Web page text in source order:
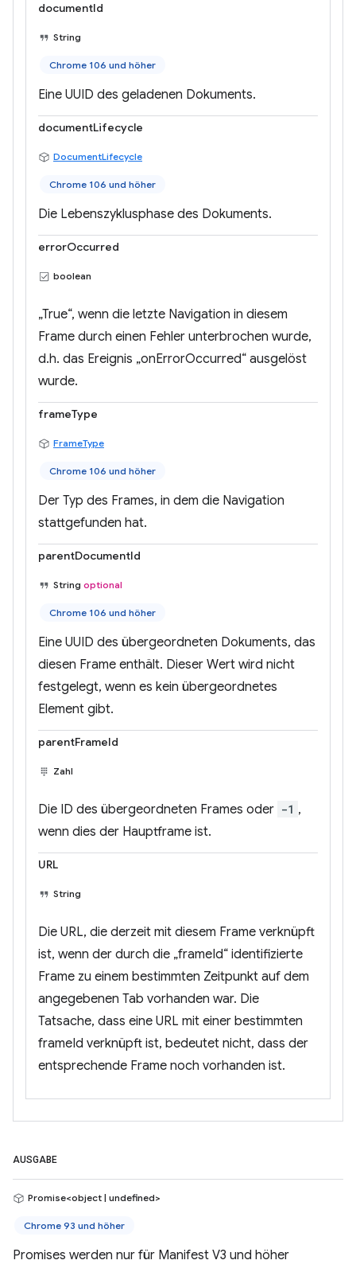
documentId
String
Chrome 106 und höher
Eine UUID des geladenen Dokuments.
documentLifecycle
DocumentLifecycle
Chrome 106 und höher
Die Lebenszyklusphase des Dokuments.
errorOccurred
boolean
„True“, wenn die letzte Navigation in diesem
Frame durch einen Fehler unterbrochen wurde,
d.h. das Ereignis „onErrorOccurred“ ausgelöst
wurde.
frameType
FrameType
Chrome 106 und höher
Der Typ des Frames, in dem die Navigation
stattgefunden hat.
parentDocumentId
String optional
Chrome 106 und höher
Eine UUID des übergeordneten Dokuments, das
diesen Frame enthält. Dieser Wert wird nicht
festgelegt, wenn es kein übergeordnetes
Element gibt.
parentFrameId
Zahl
Die ID des übergeordneten Frames oder -1 ,
wenn dies der Hauptframe ist.
URL
String
Die URL, die derzeit mit diesem Frame verknüpft
ist, wenn der durch die „frameId“ identifizierte
Frame zu einem bestimmten Zeitpunkt auf dem
angegebenen Tab vorhanden war. Die
Tatsache, dass eine URL mit einer bestimmten
frameId verknüpft ist, bedeutet nicht, dass der
entsprechende Frame noch vorhanden ist.
AUSGABE
Promise<object | undefined>
Chrome 93 und höher
Promises werden nur für Manifest V3 und höher